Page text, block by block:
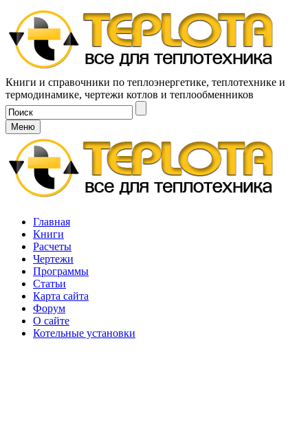
Книги и справочники по теплоэнергетике, теплотехнике и
термодинамике, чертежи котлов и теплообменников
Меню
Главная
Книги
Расчеты
Чертежи
Программы
Статьи
Карта сайта
Форум
О сайте
Котельные установки